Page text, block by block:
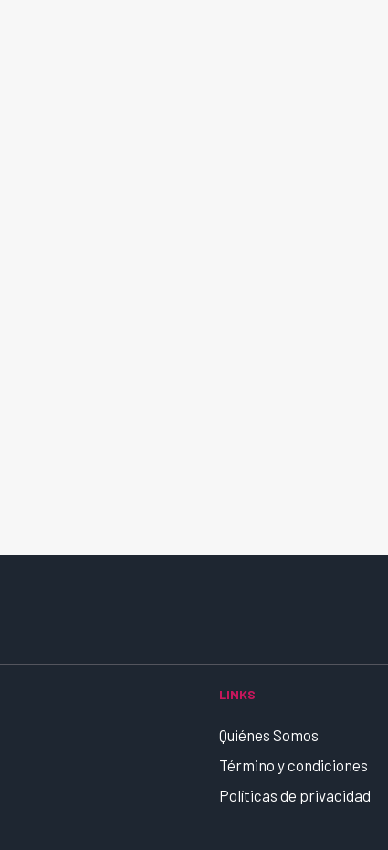
LINKS
Quiénes Somos
Término y condiciones
Políticas de privacidad